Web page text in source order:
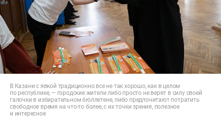
В Казани с явкой традиционно все не так хорошо, как в целом
по республике, — городские жители либо просто не верят в силу своей
галочки в избирательном бюллетене, либо предпочитают потратить
свободное время на что-то более, с их точки зрения, полезное
и интересное